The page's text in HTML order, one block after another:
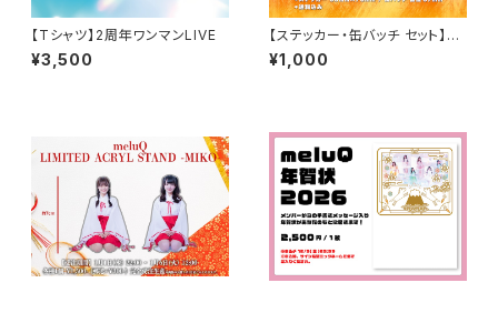
【Tシャツ】2周年ワンマンLIVE
¥3,500
【ステッカー・缶バッチ セット】橙
乃ひまわり 生誕
¥1,000